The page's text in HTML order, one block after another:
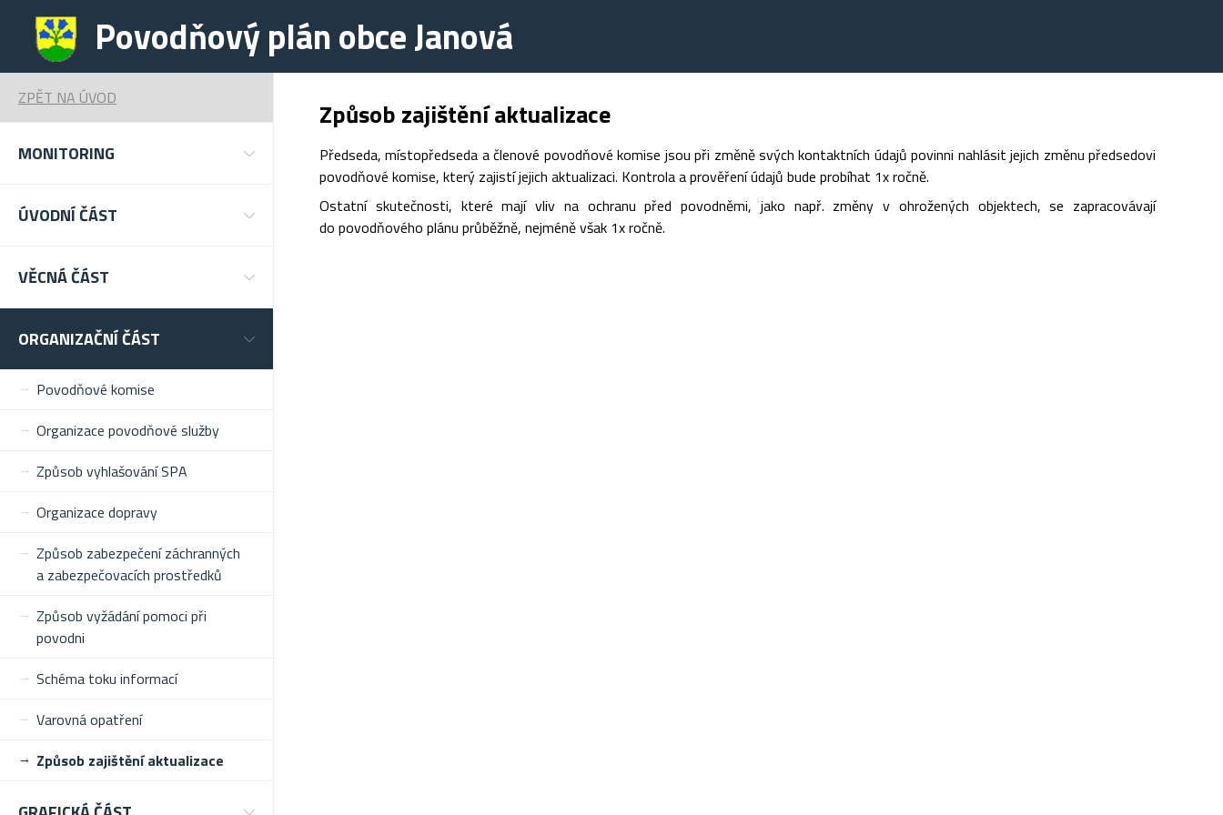
Povodňový plán obce Janová
ZPĚT NA ÚVOD
MONITORING
ÚVODNÍ ČÁST
VĚCNÁ ČÁST
ORGANIZAČNÍ ČÁST
Povodňové komise
Organizace povodňové služby
Způsob vyhlašování SPA
Organizace dopravy
Způsob zabezpečení záchranných
a zabezpečovacích prostředků
Způsob vyžádání pomoci při
povodni
Schéma toku informací
Varovná opatření
Způsob zajištění aktualizace
Způsob zajištění aktualizace
Předseda, místopředseda a členové povodňové komise jsou při změně svých kontaktních údajů povinni nahlásit jejich změnu předsedovi
povodňové komise, který zajistí jejich aktualizaci. Kontrola a prověření údajů bude probíhat 1x ročně.
Ostatní skutečnosti, které mají vliv na ochranu před povodněmi, jako např. změny v ohrožených objektech, se zapracovávají
do povodňového plánu průběžně, nejméně však 1x ročně.